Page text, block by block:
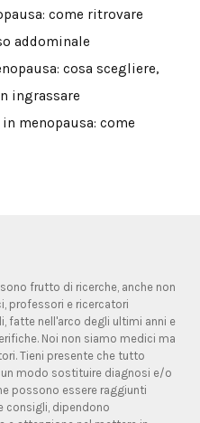
come ritrovare
addominale
cosa scegliere,
ingrassare
menopausa: come
frutto di ricerche, anche non
professori e ricercatori
fatte nell'arco degli ultimi anni e
Noi non siamo medici ma
Tieni presente che tutto
modo sostituire diagnosi e/o
possono essere raggiunti
consigli, dipendono